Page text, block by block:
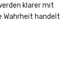
klarer mit
Wahrheit handelt